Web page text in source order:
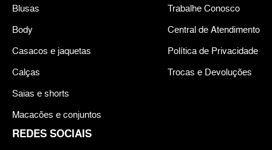
REDES SOCIAIS
Blusas
Body
Casacos e jaquetas
Calças
Saias e shorts
Macacões e conjuntos
Trabalhe Conosco
Central de Atendimento
Política de Privacidade
Trocas e Devoluções